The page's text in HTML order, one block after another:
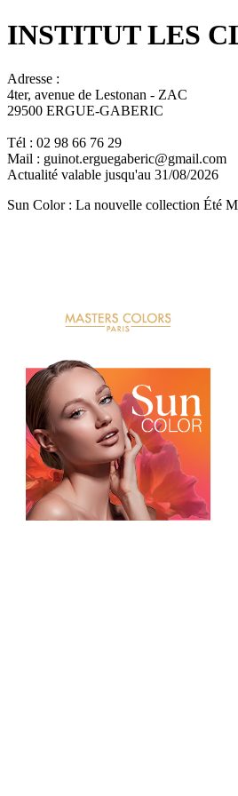
INSTITUT LES
Adresse :
4ter, avenue de Lestonan - ZAC
29500 ERGUE-GABERIC
Tél : 02 98 66 76 29
Mail : guinot.erguegaberic@gmail.com
Actualité valable jusqu'au 31/08/2026
Sun Color : La nouvelle collection Été